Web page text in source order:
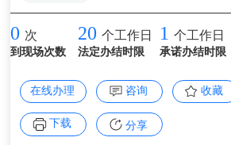
0 次
到现场次数
20 个工作日
法定办结时限
1 个工作日
承诺办结时限
在线办理 咨询 收藏
下载 分享